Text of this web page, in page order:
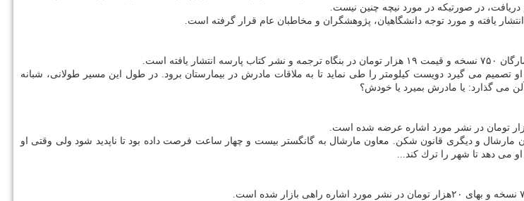
در صورتیكه در مورد نیچه چنین نیست.
می گیرد دویست كیلومتر را طی نماید تا به ملاقات مادرش در بیمارستان برود. در طول این مسیر طولانی، شبانه
می گذارد: یا مادرش بمیرد یا خودش؟
و دیگری قانون شكن. معاون مارشال به گانگستر بیست و چهار ساعت فرصت داده بود تا ناپدید شود ولی وقتی او
می دهد تا شهر را ترك كند...